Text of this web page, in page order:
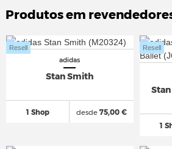
Produtos em
adidas
Stan Smith
1 Shop
Resell
desde75,00 €
1
Resell